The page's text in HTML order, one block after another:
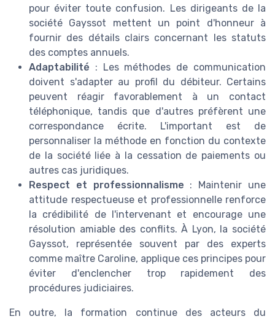
pour éviter toute confusion. Les dirigeants de la
société Gayssot mettent un point d'honneur à
fournir des détails clairs concernant les statuts
des comptes annuels.
Adaptabilité : Les méthodes de communication
doivent s'adapter au profil du débiteur. Certains
peuvent réagir favorablement à un contact
téléphonique, tandis que d'autres préfèrent une
correspondance écrite. L'important est de
personnaliser la méthode en fonction du contexte
de la société liée à la cessation de paiements ou
autres cas juridiques.
Respect et professionnalisme : Maintenir une
attitude respectueuse et professionnelle renforce
la crédibilité de l'intervenant et encourage une
résolution amiable des conflits. À Lyon, la société
Gayssot, représentée souvent par des experts
comme maître Caroline, applique ces principes pour
éviter d'enclencher trop rapidement des
procédures judiciaires.
En outre, la formation continue des acteurs du